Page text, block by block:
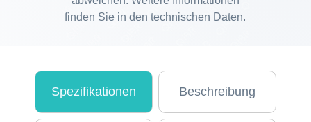
finden Sie in den technischen Daten.
Spezifikationen Beschreibung